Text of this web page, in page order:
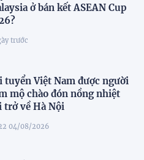
ở bán kết ASEAN Cup
trước
tuyển Việt Nam được người
mộ chào đón nồng nhiệt
trở về Hà Nội
04/08/2026